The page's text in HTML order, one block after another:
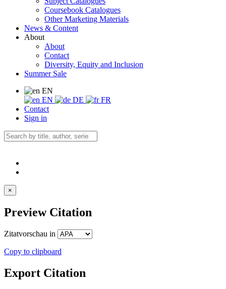
Coursebook Catalogues
Other Marketing Materials
News & Content
About
About
Contact
Diversity, Equity and Inclusion
Summer Sale
EN
EN
DE
FR
Contact
Sign in
×
Preview Citation
Zitatvorschau in
Copy to clipboard
Export Citation